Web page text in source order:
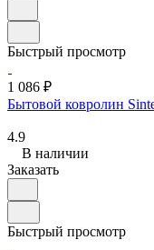
Быстрый просмотр
1 086 ₽
Бытовой ковролин
4.9
В наличии
Заказать
Быстрый просмотр